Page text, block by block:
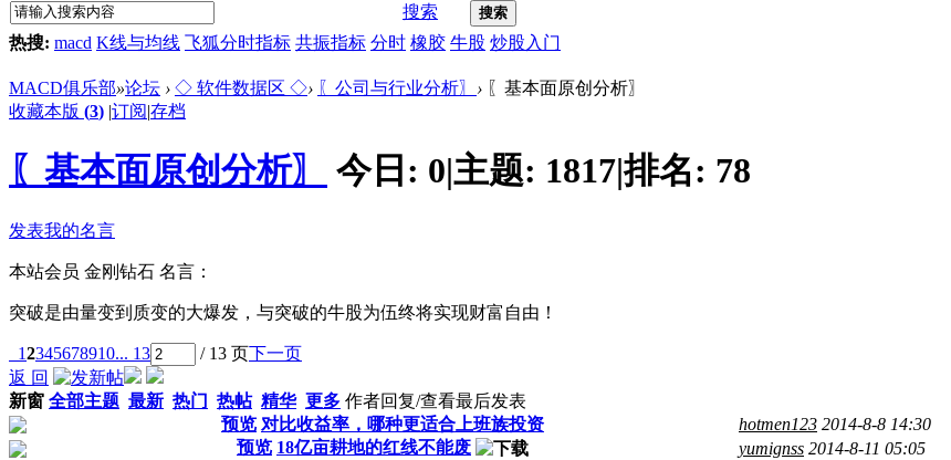
搜索 搜索
热搜: macd K线与均线 飞狐分时指标 共振指标 分时 橡胶 牛股 炒股入门
MACD俱乐部»论坛 › ◇ 软件数据区 ◇› 〖公司与行业分析〗 › 〖基本面原创分析〗
收藏本版 (3) |订阅|存档
〖基本面原创分析〗 今日: 0|主题: 1817|排名: 78
发表我的名言
本站会员 金刚钻石 名言：
突破是由量变到质变的大爆发，与突破的牛股为伍终将实现财富自由！
12345678910... 13 / 13 页下一页
返 回
新窗 全部主题 最新 热门 热帖 精华 更多 作者回复/查看最后发表
预览 对比收益率，哪种更适合上班族投资 hotmen123 2014-8-8 14:30
预览 18亿亩耕地的红线不能废 yumignss 2014-8-11 05:05